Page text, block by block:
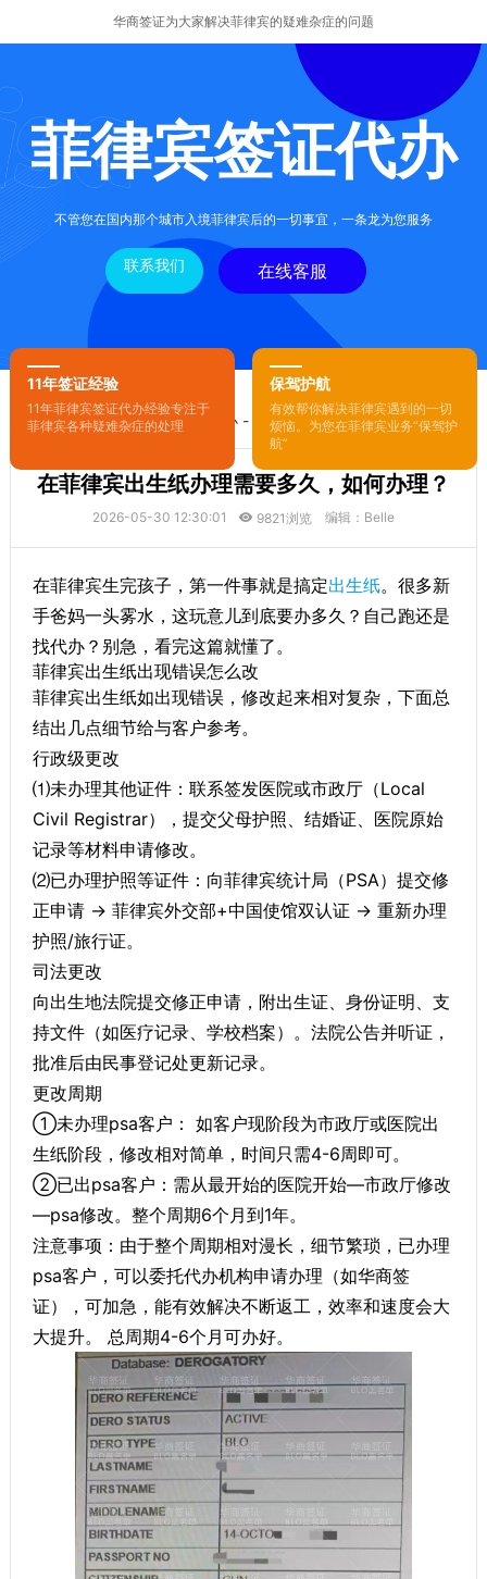
华商签证为大家解决菲律宾的疑难杂症的问题
菲律宾签证代办
不管您在国内那个城市入境菲律宾后的一切事宜，一条龙为您服务
联系我们 在线客服
11年签证经验
11年菲律宾签证代办经验专注于
菲律宾各种疑难杂症的处理
保驾护航
有效帮你解决菲律宾遇到的一切
烦恼。为您在菲律宾业务“保驾护
航”
您的位置：首页-菲律宾签证代办- 正文
在菲律宾出生纸办理需要多久，如何办理？
2026-05-30 12:30:01 9821浏览 编辑：Belle
在菲律宾生完孩子，第一件事就是搞定出生纸。很多新
手爸妈一头雾水，这玩意儿到底要办多久？自己跑还是
找代办？别急，看完这篇就懂了。
菲律宾出生纸出现错误怎么改
菲律宾出生纸如出现错误，修改起来相对复杂，下面总
结出几点细节给与客户参考。
行政级更改
⑴未办理其他证件：联系签发医院或市政厅（Local
Civil Registrar），提交父母护照、结婚证、医院原始
记录等材料申请修改。
⑵​已办理护照等证件：向菲律宾统计局（PSA）提交修
正申请 → 菲律宾外交部+中国使馆双认证 → 重新办理
护照/旅行证。
司法更改
向出生地法院提交修正申请，附出生证、身份证明、支
持文件（如医疗记录、学校档案）。法院公告并听证，
批准后由民事登记处更新记录。
更改周期
①未办理psa客户： 如客户现阶段为市政厅或医院出
生纸阶段，修改相对简单，时间只需4-6周即可。
②已出psa客户：需从最开始的医院开始—市政厅修改
—psa修改。整个周期6个月到1年。
注意事项：由于整个周期相对漫长，细节繁琐，已办理
psa客户，可以委托代办机构申请办理（如华商签
证），可加急，能有效解决不断返工，效率和速度会大
大提升。 总周期4-6个月可办好。